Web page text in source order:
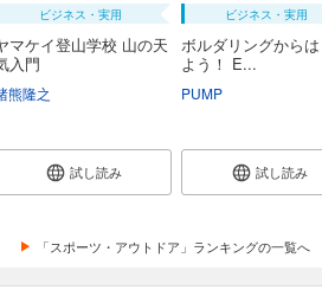
ビジネス・実用
マケイ登山学校 山の天
入門
熊隆之
試し読み
ビジネス・実用
ボルダリングから
よう！ E...
PUMP
試し読み
「スポーツ・アウトドア」ランキングの一覧へ